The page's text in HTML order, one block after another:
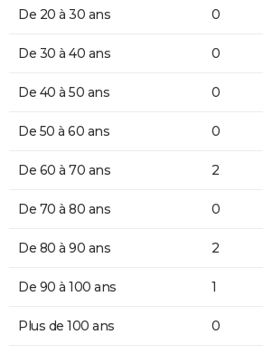
De 20 à 30 ans 0
De 30 à 40 ans 0
De 40 à 50 ans 0
De 50 à 60 ans 0
De 60 à 70 ans 2
De 70 à 80 ans 0
De 80 à 90 ans 2
De 90 à 100 ans 1
Plus de 100 ans 0